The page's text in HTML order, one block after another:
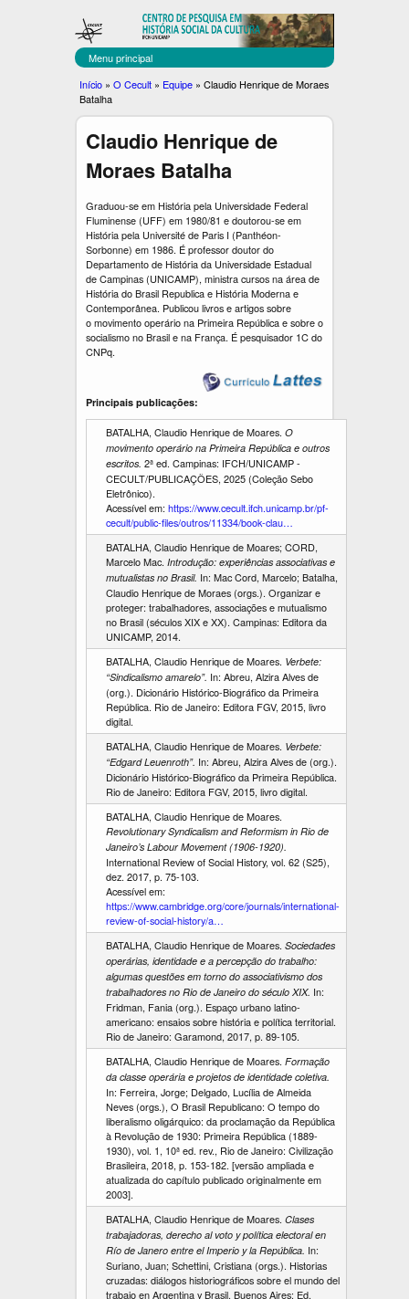
Pular
para
o
conteúdo
principal
C
E
C
U
L
T
Menu principal
Você
está
aqui
Início » O Cecult » Equipe » Claudio Henrique de Moraes
Batalha
Claudio Henrique de
Moraes Batalha
Graduou-se em História pela Universidade Federal
Fluminense (UFF) em 1980/81 e doutorou-se em
História pela Université de Paris I (Panthéon-
Sorbonne) em 1986. É professor doutor do
Departamento de História da Universidade Estadual
de Campinas (UNICAMP), ministra cursos na área de
História do Brasil Republica e História Moderna e
Contemporânea. Publicou livros e artigos sobre
o movimento operário na Primeira República e sobre o
socialismo no Brasil e na França. É pesquisador 1C do
CNPq.
Principais publicações:
BATALHA, Claudio Henrique de Moares. O
movimento operário na Primeira República e outros
escritos. 2ª ed. Campinas: IFCH/UNICAMP -
CECULT/PUBLICAÇÕES, 2025 (Coleção Sebo
Eletrônico).
Acessível em: https://www.cecult.ifch.unicamp.br/pf-
cecult/public-files/outros/11334/book-clau…
BATALHA, Claudio Henrique de Moares; CORD,
Marcelo Mac. Introdução: experiências associativas e
mutualistas no Brasil. In: Mac Cord, Marcelo; Batalha,
Claudio Henrique de Moraes (orgs.). Organizar e
proteger: trabalhadores, associações e mutualismo
no Brasil (séculos XIX e XX). Campinas: Editora da
UNICAMP, 2014.
BATALHA, Claudio Henrique de Moares. Verbete:
“Sindicalismo amarelo”. In: Abreu, Alzira Alves de
(org.). Dicionário Histórico-Biográfico da Primeira
República. Rio de Janeiro: Editora FGV, 2015, livro
digital.
BATALHA, Claudio Henrique de Moares. Verbete:
“Edgard Leuenroth”. In: Abreu, Alzira Alves de (org.).
Dicionário Histórico-Biográfico da Primeira República.
Rio de Janeiro: Editora FGV, 2015, livro digital.
BATALHA, Claudio Henrique de Moares.
Revolutionary Syndicalism and Reformism in Rio de
Janeiro’s Labour Movement (1906-1920).
International Review of Social History, vol. 62 (S25),
dez. 2017, p. 75-103.
Acessível em:
https://www.cambridge.org/core/journals/international-
review-of-social-history/a…
BATALHA, Claudio Henrique de Moares. Sociedades
operárias, identidade e a percepção do trabalho:
algumas questões em torno do associativismo dos
trabalhadores no Rio de Janeiro do século XIX. In:
Fridman, Fania (org.). Espaço urbano latino-
americano: ensaios sobre história e política territorial.
Rio de Janeiro: Garamond, 2017, p. 89-105.
BATALHA, Claudio Henrique de Moares. Formação
da classe operária e projetos de identidade coletiva.
In: Ferreira, Jorge; Delgado, Lucília de Almeida
Neves (orgs.), O Brasil Republicano: O tempo do
liberalismo oligárquico: da proclamação da República
à Revolução de 1930: Primeira República (1889-
1930), vol. 1, 10ª ed. rev., Rio de Janeiro: Civilização
Brasileira, 2018, p. 153-182. [versão ampliada e
atualizada do capítulo publicado originalmente em
2003].
BATALHA, Claudio Henrique de Moares. Clases
trabajadoras, derecho al voto y política electoral en
Río de Janero entre el Imperio y la República. In:
Suriano, Juan; Schettini, Cristiana (orgs.). Historias
cruzadas: diálogos historiográficos sobre el mundo del
trabajo en Argentina y Brasil. Buenos Aires: Ed.